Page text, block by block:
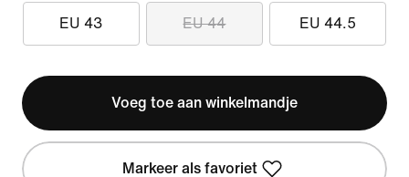
EU 43 EU 44 EU 44.5
Voeg toe aan winkelmandje
Markeer als favoriet